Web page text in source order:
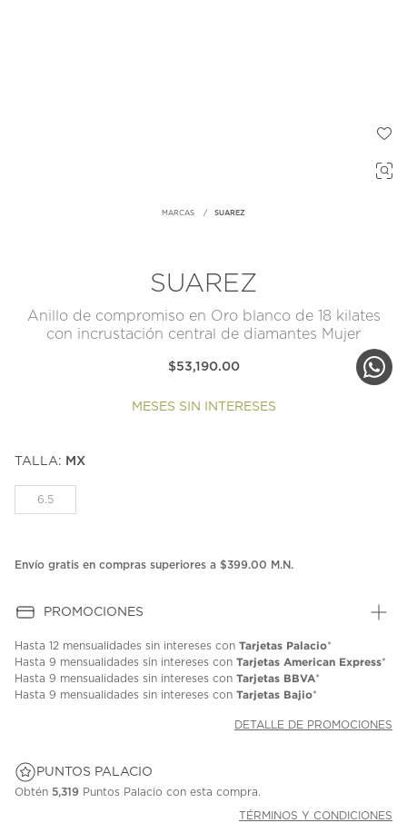
MARCAS SUAREZ
SUAREZ
Anillo de compromiso en Oro blanco de 18 kilates
con incrustación central de diamantes Mujer
$53,190.00
MESES SIN INTERESES
TALLA: MX
6.5
Envío gratis en compras superiores a $399.00 M.N.
PROMOCIONES
Hasta 12 mensualidades sin intereses con Tarjetas Palacio*
Hasta 9 mensualidades sin intereses con Tarjetas American Express*
Hasta 9 mensualidades sin intereses con Tarjetas BBVA*
Hasta 9 mensualidades sin intereses con Tarjetas Bajio*
DETALLE DE PROMOCIONES
PUNTOS PALACIO
Obtén 5,319 Puntos Palacio con esta compra.
TÉRMINOS Y CONDICIONES